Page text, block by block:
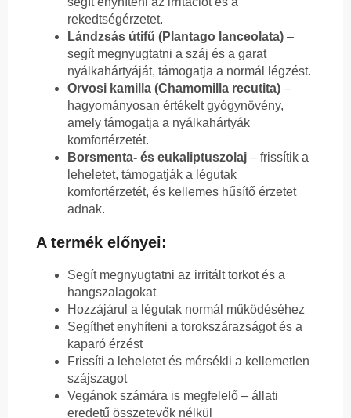
rekedtségérzetet.
Lándzsás útifű (Plantago lanceolata) –
segít megnyugtatni a száj és a garat
nyálkahártyáját, támogatja a normál légzést.
Orvosi kamilla (Chamomilla recutita) –
hagyományosan értékelt gyógynövény,
amely támogatja a nyálkahártyák
komfortérzetét.
Borsmenta- és eukaliptuszolaj – frissítik a
leheletet, támogatják a légutak
komfortérzetét, és kellemes hűsítő érzetet
adnak.
A termék előnyei:
Segít megnyugtatni az irritált torkot és a
hangszalagokat
Hozzájárul a légutak normál működéséhez
Segíthet enyhíteni a torokszárazságot és a
kaparó érzést
Frissíti a leheletet és mérsékli a kellemetlen
szájszagot
Vegánok számára is megfelelő – állati
eredetű összetevők nélkül